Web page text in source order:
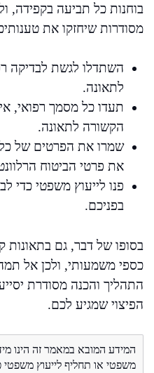
בוחנות כל תביעה בקפידה,
מסודרות שיחזקו את
השתדלו לגשת לבדיקה
לתאונה.
תעדו כל מסמך רפואי,
הקשורה לתאונה.
שמרו את הפרטים של כל
את פרטי הביטוח
פנו לייעוץ משפטי כדי
בפניכם.
בסופו של דבר, גם בתאונות
כספי משמעותי, ולכן אל
התהליך והכנה מסודרת
הפיצוי שמגיע לכם.
המידע המובא במאמר זה הינו
משפטי או תחליף לייעוץ משפטי